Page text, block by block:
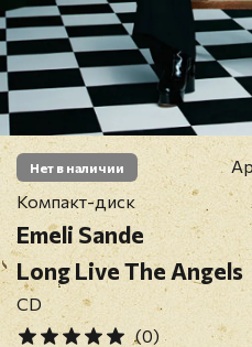
Нет в наличии
Компакт-диск
Emeli Sande
Long Live The Angels
CD
(0)